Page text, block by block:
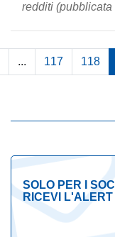
redditi
... 117 118
SOLO PER I
RICEVI